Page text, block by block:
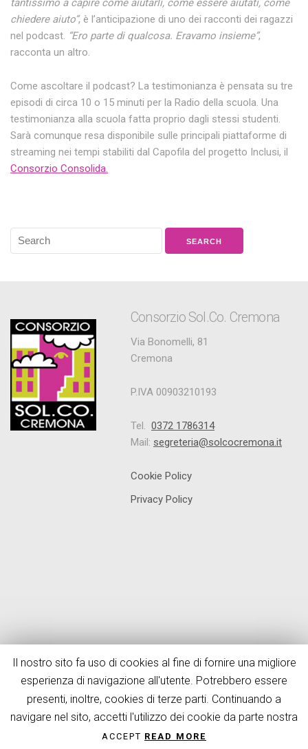
chiedere aiuto”, è l’anticipazione di uno dei racconti dei ragazzi
nel podcast. “Ero parte di qualcosa. Eravamo insieme”,
racconta un altro.
Come ascoltare il podcast? La testimonianza è pensata su tre
episodi di circa 10 o 15 minuti per la Radio della scuola. Una
testimonianza alla scuola fatta proprio dagli stessi studenti.
Sarà comunque resa disponibile sulle principali piattaforme di
streaming nei tempi stabiliti dal Capofila del progetto Inclusi, il
Consorzio Consolida.
Consorzio Sol.Co. Cremona
Via Bonomelli, 81
Cremona
P.IVA 00903210193
Tel. 0372 1786314
Mail: segreteria@solcocremona.it
Cookie Policy
Privacy Policy
© Sol.Co. Cremona - Created byDueper Design
Il nostro sito fa uso di cookies al fine di fornire una migliore
esperienza di navigazione all'utente. Potrebbero essere
presenti, inoltre, cookies di terze parti. Continuando a
navigare nel sito, accetti l'utilizzo dei cookie da parte nostra
ACCEPT READ MORE